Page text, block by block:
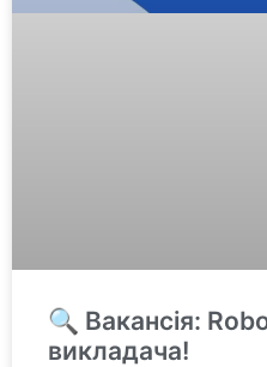
🔍 Вакансія:
викладача!